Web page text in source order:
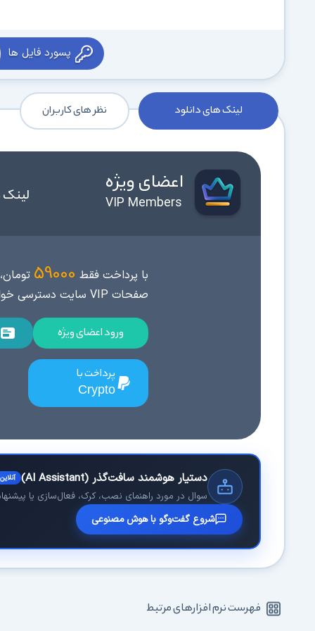
پسورد فایل ها
لینک های دانلود نظر های کاربران
اعضای ویژه
VIP Members
با پرداخت فقط 59000
صفحات VIP سایت دسترسی خواهید داشت.
ورود اعضای ویژه
پرداخت با
Crypto
دستیار هوشمند سافت‌گذر (AI Assistant) آنلاین
سوال در مورد راهنمای نصب، کرک، فعال‌سازی یا
شروع گفت‌وگو با هوش مصنوعی
فهرست نرم افزارهای مرتبط